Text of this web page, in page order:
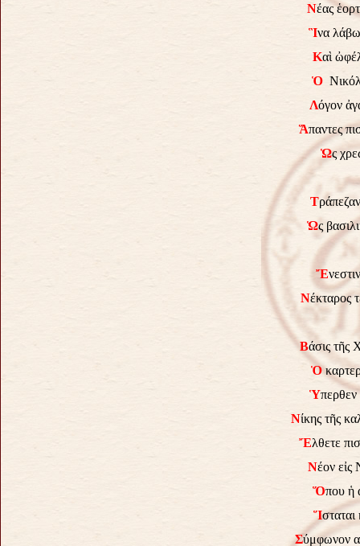
Νέας
Ἳνα
Καὶ
Ὁ
Λόγον
Ἅπαντες
Ὡς
Τ
Ὡς
Ἔ
Νέκταρος
Βάσις τῆς
Ὁ
Ὑπερθεν
Νίκης τῆς
Ἔλθετε
Νέον
Ὅπου ἡ
Ἵ
Σύμφωνον